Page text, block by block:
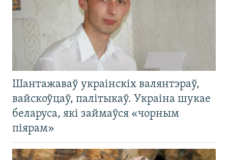
Шантажаваў украінскіх валянтэраў,
вайскоўцаў, палітыкаў. Украіна шукае
беларуса, які займаўся «чорным
піярам»